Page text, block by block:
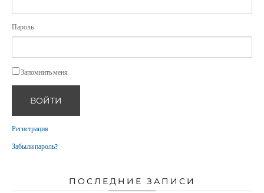
Пароль
Запомнить меня
ВОЙТИ
Регистрация
Забыли пароль?
ПОСЛЕДНИЕ ЗАПИСИ